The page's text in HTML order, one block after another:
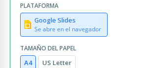
PLATAFORMA
Google Slides
Se abre en el navegador
TAMAÑO DEL PAPEL
A4 US Letter